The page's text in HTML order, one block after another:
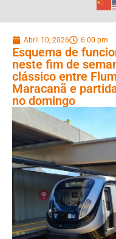
Abril 10, 2026 6:00 pm
Esquema de
neste fim de
clássico entre
Maracanã e
no domingo